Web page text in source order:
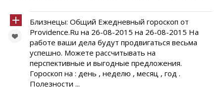
Близнецы: Общий Ежедневный гороскоп от
Providence.Ru на 26-08-2015 на 26-08-2015 На
работе ваши дела будут продвигаться весьма
успешно. Можете рассчитывать на
перспективные и выгодные предложения.
Гороскоп на : день , неделю , месяц , год .
Полезности ...